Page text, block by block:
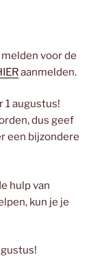
voor de
aanmelden.
1 augustus!
dus geef
een bijzondere
hulp van
kun je je